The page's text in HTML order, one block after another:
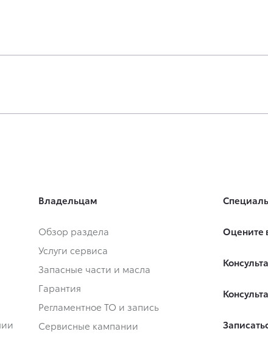
Владельцам
Обзор раздела
Услуги сервиса
Запасные части и масла
Гарантия
Регламентное ТО и запись
Сервисные кампании
Оцените